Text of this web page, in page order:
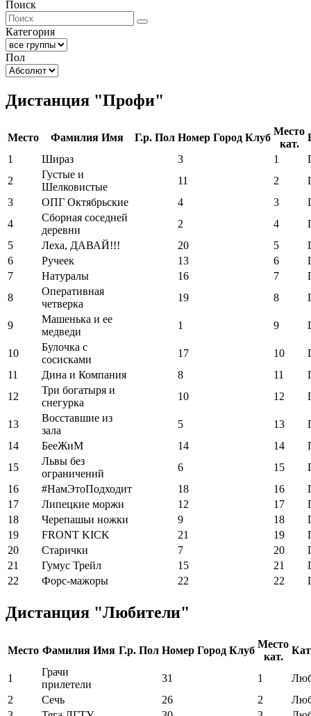
Поиск
Категория
Пол
Дистанция "Профи"
Место Фамилия Имя Г.р. Пол Номер Город Клуб
Место
кат.
1
Шираз 3 1
2
Густые и
Шелковистые
11 2
3
ОПГ Октябрьские 4 3
4
Сборная соседней
деревни
2 4
5
Леха, ДАВАЙ!!! 20 5
6
Ручеек 13 6
7
Натуралы 16 7
8
Оперативная
четверка
19 8
9
Машенька и ее
медведи
1 9
10
Булочка с
сосисками
17 10
11
Дина и Компания 8 11
12
Три богатыря и
снегурка
10 12
13
Восставшие из
зала
5 13
14
БееЖиМ 14 14
15
Львы без
ограничений
6 15
16
#НамЭтоПодходит 18 16
17
Липецкие моржи 12 17
18
Черепашьи ножки 9 18
19
FRONT KICK 21 19
20
Старички 7 20
21
Гумус Трейл 15 21
22
Форс-мажоры 22 22
Дистанция "Любители"
Место Фамилия Имя Г.р. Пол Номер Город Клуб
Место
кат.
1
Грачи
прилетели
31 1
2
Сечь 26 2